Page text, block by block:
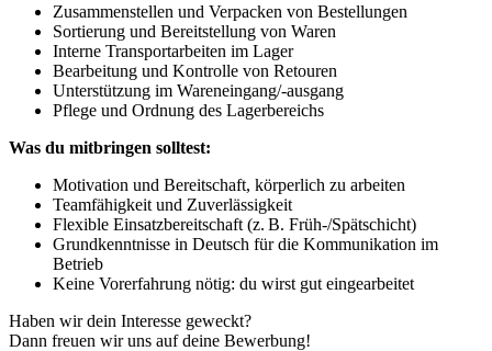
Zusammenstellen und Verpacken von Bestellungen
Sortierung und Bereitstellung von Waren
Interne Transportarbeiten im Lager
Bearbeitung und Kontrolle von Retouren
Unterstützung im Wareneingang/-ausgang
Pflege und Ordnung des Lagerbereichs
Was du mitbringen solltest:
Motivation und Bereitschaft, körperlich zu arbeiten
Teamfähigkeit und Zuverlässigkeit
Flexible Einsatzbereitschaft (z. B. Früh-/Spätschicht)
Grundkenntnisse in Deutsch für die Kommunikation im
Betrieb
Keine Vorerfahrung nötig: du wirst gut eingearbeitet
Haben wir dein Interesse geweckt?
Dann freuen wir uns auf deine Bewerbung!